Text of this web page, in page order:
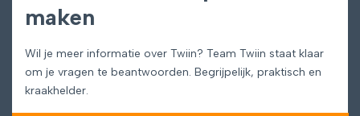
maken
Wil je meer informatie over Twiin? Team Twiin staat klaar
om je vragen te beantwoorden. Begrijpelijk, praktisch en
kraakhelder.